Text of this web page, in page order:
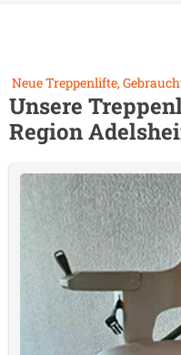
Neue Treppenlifte,
Unsere
Region